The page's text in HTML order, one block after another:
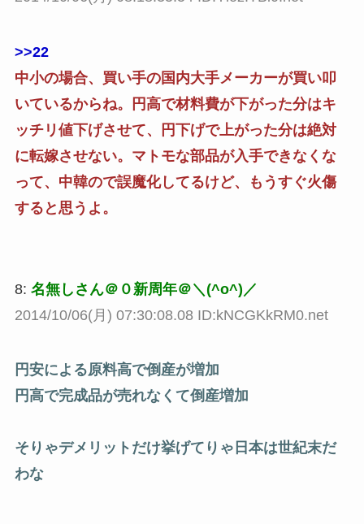
>>22
中小の場合、買い手の国内大手メーカーが買い叩
いているからね。円高で材料費が下がった分はキ
ッチリ値下げさせて、円下げで上がった分は絶対
に転嫁させない。マトモな部品が入手できなくな
って、中韓ので誤魔化してるけど、もうすぐ火傷
すると思うよ。
8: 名無しさん＠０新周年＠＼(^o^)／
2014/10/06(月) 07:30:08.08 ID:kNCGKkRM0.net
円安による原料高で倒産が増加
円高で完成品が売れなくて倒産増加
そりゃデメリットだけ挙げてりゃ日本は世紀末だ
わな